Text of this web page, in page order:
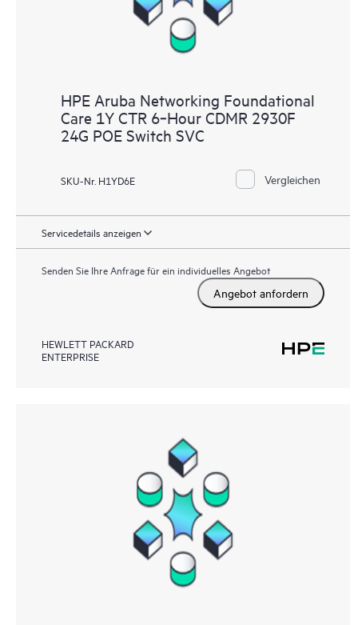
HPE Aruba Networking Foundational
Care 1Y CTR 6‑Hour CDMR 2930F
24G POE Switch SVC
SKU-Nr. H1YD6E Vergleichen
Servicedetails anzeigen
Senden Sie Ihre Anfrage für ein individuelles Angebot
Angebot anfordern
HEWLETT PACKARD
ENTERPRISE